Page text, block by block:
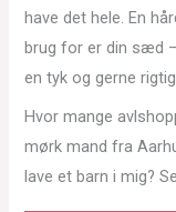
have det hele. En
brug for er din sæd
en tyk og gerne
Hvor mange
mørk mand fra
lave et barn i mig?